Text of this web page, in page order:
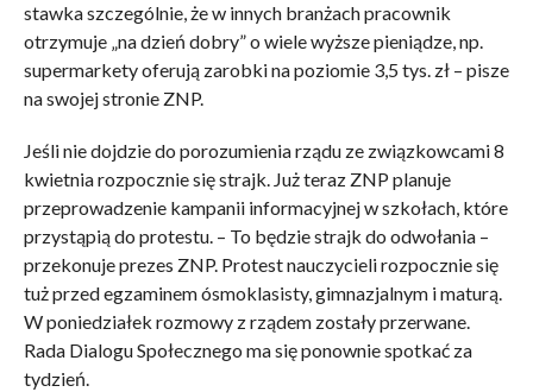
stawka szczególnie, że w innych branżach pracownik
otrzymuje „na dzień dobry” o wiele wyższe pieniądze, np.
supermarkety oferują zarobki na poziomie 3,5 tys. zł – pisze
na swojej stronie ZNP.
Jeśli nie dojdzie do porozumienia rządu ze związkowcami 8
kwietnia rozpocznie się strajk. Już teraz ZNP planuje
przeprowadzenie kampanii informacyjnej w szkołach, które
przystąpią do protestu. – To będzie strajk do odwołania –
przekonuje prezes ZNP. Protest nauczycieli rozpocznie się
tuż przed egzaminem ósmoklasisty, gimnazjalnym i maturą.
W poniedziałek rozmowy z rządem zostały przerwane.
Rada Dialogu Społecznego ma się ponownie spotkać za
tydzień.